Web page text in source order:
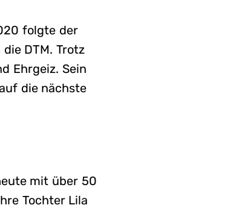
folgte der
DTM. Trotz
Ehrgeiz. Sein
die nächste
mit über 50
Tochter Lila